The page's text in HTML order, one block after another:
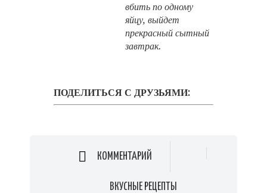
вбить по одному
яйцу, выйдет
прекрасный сытный
завтрак.
ПОДЕЛИТЬСЯ С ДРУЗЬЯМИ:
КОММЕНТАРИЙ
ВКУСНЫЕ РЕЦЕПТЫ